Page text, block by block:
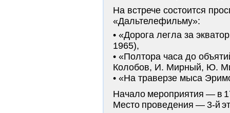
На встрече состоится
«Дальтелефильму»:
«Дорога легла за
1965),
«Полтора часа до
Колобов, И. Мирный, Ю.
«На траверзе мыса
Начало мероприятия — в
Место проведения — 3-й